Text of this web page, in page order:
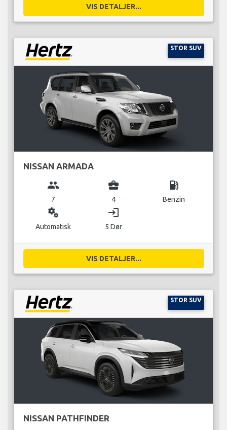
VIS DETALJER...
STOR SUV
NISSAN ARMADA
group
7
business_center
4
local_gas_station
Benzin
miscellaneous_services
Automatisk
login
5 Dør
VIS DETALJER...
STOR SUV
NISSAN PATHFINDER